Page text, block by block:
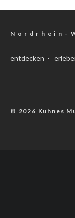
N o r d r h e i n –
entdecken -
© 2026 Kuhnes